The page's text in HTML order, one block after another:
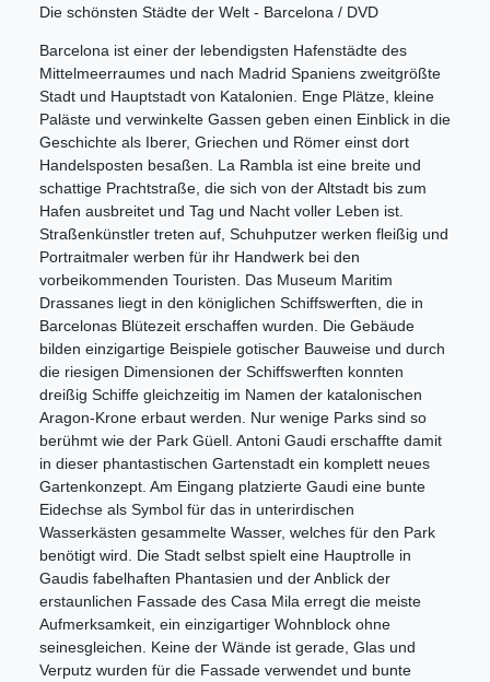
Die schönsten Städte der Welt - Barcelona / DVD
Barcelona ist einer der lebendigsten Hafenstädte des
Mittelmeerraumes und nach Madrid Spaniens zweitgrößte
Stadt und Hauptstadt von Katalonien. Enge Plätze, kleine
Paläste und verwinkelte Gassen geben einen Einblick in die
Geschichte als Iberer, Griechen und Römer einst dort
Handelsposten besaßen. La Rambla ist eine breite und
schattige Prachtstraße, die sich von der Altstadt bis zum
Hafen ausbreitet und Tag und Nacht voller Leben ist.
Straßenkünstler treten auf, Schuhputzer werken fleißig und
Portraitmaler werben für ihr Handwerk bei den
vorbeikommenden Touristen. Das Museum Maritim
Drassanes liegt in den königlichen Schiffswerften, die in
Barcelonas Blütezeit erschaffen wurden. Die Gebäude
bilden einzigartige Beispiele gotischer Bauweise und durch
die riesigen Dimensionen der Schiffswerften konnten
dreißig Schiffe gleichzeitig im Namen der katalonischen
Aragon-Krone erbaut werden. Nur wenige Parks sind so
berühmt wie der Park Güell. Antoni Gaudi erschaffte damit
in dieser phantastischen Gartenstadt ein komplett neues
Gartenkonzept. Am Eingang platzierte Gaudi eine bunte
Eidechse als Symbol für das in unterirdischen
Wasserkästen gesammelte Wasser, welches für den Park
benötigt wird. Die Stadt selbst spielt eine Hauptrolle in
Gaudis fabelhaften Phantasien und der Anblick der
erstaunlichen Fassade des Casa Mila erregt die meiste
Aufmerksamkeit, ein einzigartiger Wohnblock ohne
seinesgleichen. Keine der Wände ist gerade, Glas und
Verputz wurden für die Fassade verwendet und bunte